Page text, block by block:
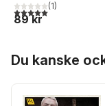
5,0utav 5 stjärnor.
(1)
89 kr
Du kanske